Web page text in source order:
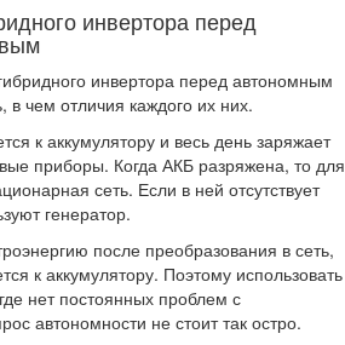
инвертора перед
инвертора перед автономным
в чем отличия каждого их них.
к аккумулятору и весь день заряжает
приборы. Когда АКБ разряжена, то для
сеть. Если в ней отсутствует
генератор.
после преобразования в сеть,
к аккумулятору. Поэтому использовать
нет постоянных проблем с
автономности не стоит так остро.